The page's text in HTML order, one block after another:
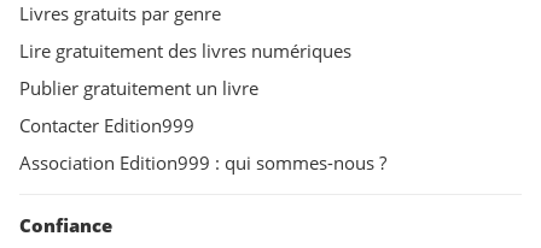
Livres gratuits par genre
Lire gratuitement des livres numériques
Publier gratuitement un livre
Contacter Edition999
Association Edition999 : qui sommes-nous ?
Confiance